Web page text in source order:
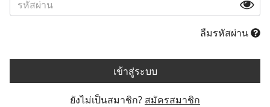
ลืมรหัสผ่าน
เข้าสู่ระบบ
ยังไม่เป็นสมาชิก? สมัครสมาชิก